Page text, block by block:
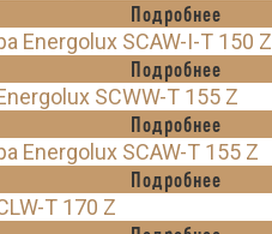
Подробнее
SCAW-I-T 150 Z
Подробнее
SCWW-T 155 Z
Подробнее
SCAW-T 155 Z
Подробнее
T 170 Z